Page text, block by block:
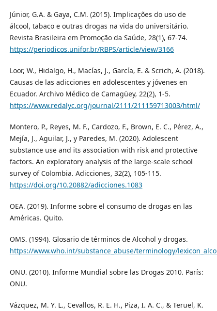
Júnior, G.A. & Gaya, C.M. (2015). Implicações do uso de
álcool, tabaco e outras drogas na vida do universitário.
Revista Brasileira em Promoção da Saúde, 28(1), 67-74.
https://periodicos.unifor.br/RBPS/article/view/3166
Loor, W., Hidalgo, H., Macías, J., García, E. & Scrich, A. (2018).
Causas de las adicciones en adolescentes y jóvenes en
Ecuador. Archivo Médico de Camagüey, 22(2), 1-5.
https://www.redalyc.org/journal/2111/211159713003/html/
Montero, P., Reyes, M. F., Cardozo, F., Brown, E. C., Pérez, A.,
Mejía, J., Aguilar, J., y Paredes, M. (2020). Adolescent
substance use and its association with risk and protective
factors. An exploratory analysis of the large-scale school
survey of Colombia. Adicciones, 32(2), 105-115.
https://doi.org/10.20882/adicciones.1083
OEA. (2019). Informe sobre el consumo de drogas en las
Américas. Quito.
OMS. (1994). Glosario de términos de Alcohol y drogas.
https://www.who.int/substance_abuse/terminology/
ONU. (2010). Informe Mundial sobre las Drogas 2010. París:
ONU.
Vázquez, M. Y. L., Cevallos, R. E. H., Piza, I. A. C., & Teruel, K.